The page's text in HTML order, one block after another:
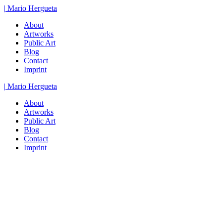
Zum
springen
| Mario Hergueta
About
Artworks
Public Art
Blog
Contact
Imprint
| Mario Hergueta
About
Artworks
Public Art
Blog
Contact
Imprint